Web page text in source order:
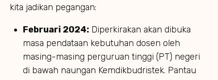
kita jadikan pegangan:
Februari 2024: Diperkirakan akan dibuka
masa pendataan kebutuhan dosen oleh
masing-masing perguruan tinggi (PT) negeri
di bawah naungan Kemdikbudristek. Pantau